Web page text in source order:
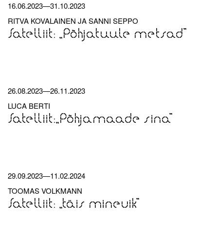
16.06.2023—31.10.2023
RITVA KOVALAINEN JA SANNI SEPPO
Satelliit: „Põhjatuule metsad”
26.08.2023—26.11.2023
LUCA BERTI
Satelliit:„Põhjamaade sina”
29.09.2023—11.02.2024
TOOMAS VOLKMANN
Satelliit: „täis minevik”